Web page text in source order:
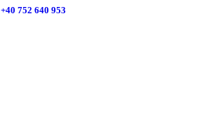
+40 752 640 953